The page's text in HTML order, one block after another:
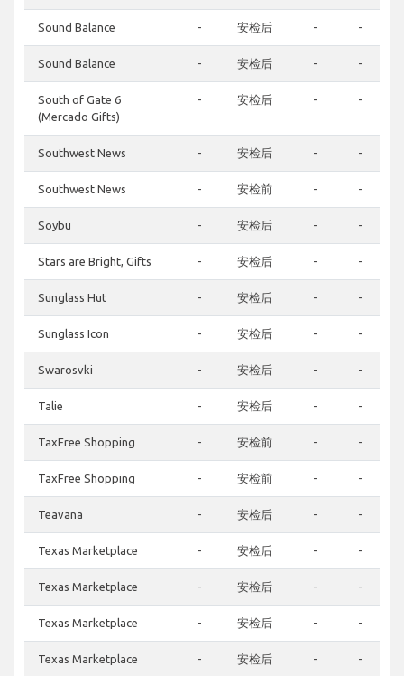
Sound Balance - 安检后 - -
Sound Balance - 安检后 - -
South of Gate 6
(Mercado Gifts)
- 安检后 - -
Southwest News - 安检后 - -
Southwest News - 安检前 - -
Soybu - 安检后 - -
Stars are Bright, Gifts - 安检后 - -
Sunglass Hut - 安检后 - -
Sunglass Icon - 安检后 - -
Swarosvki - 安检后 - -
Talie - 安检后 - -
TaxFree Shopping - 安检前 - -
TaxFree Shopping - 安检前 - -
Teavana - 安检后 - -
Texas Marketplace - 安检后 - -
Texas Marketplace - 安检后 - -
Texas Marketplace - 安检后 - -
Texas Marketplace - 安检后 - -